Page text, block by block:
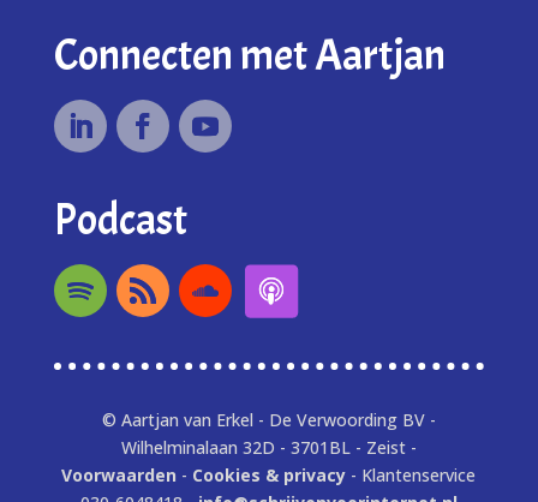
Connecten met Aartjan
Podcast
© Aartjan van Erkel - De Verwoording BV -
Wilhelminalaan 32D - 3701BL - Zeist -
Voorwaarden - Cookies & privacy - Klantenservice